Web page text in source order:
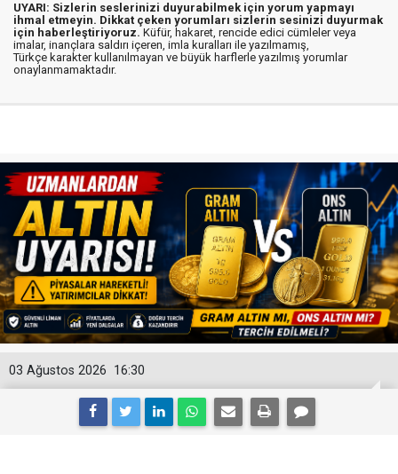
UYARI: Sizlerin seslerinizi duyurabilmek için yorum yapmayı
ihmal etmeyin. Dikkat çeken yorumları sizlerin sesinizi duyurmak
için haberleştiriyoruz. Küfür, hakaret, rencide edici cümleler veya
imalar, inançlara saldırı içeren, imla kuralları ile yazılmamış,
Türkçe karakter kullanılmayan ve büyük harflerle yazılmış yorumlar
onaylanmamaktadır.
16:30
03 Ağustos 2026